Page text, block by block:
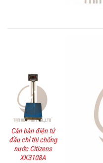
Cân bàn điện tử
đầu chỉ thị chống
nước Citizens
XK3108A